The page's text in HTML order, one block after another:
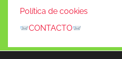
Política de cookies
CONTACTO